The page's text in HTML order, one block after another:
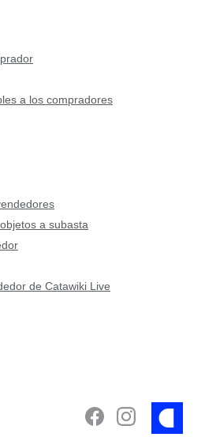
a los compradores
a subasta
de Catawiki Live